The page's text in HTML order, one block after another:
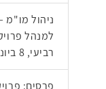
ניהול מו"מ
למנהל
רביעי, 8 ביוני 2016, 12:30
פרסים: